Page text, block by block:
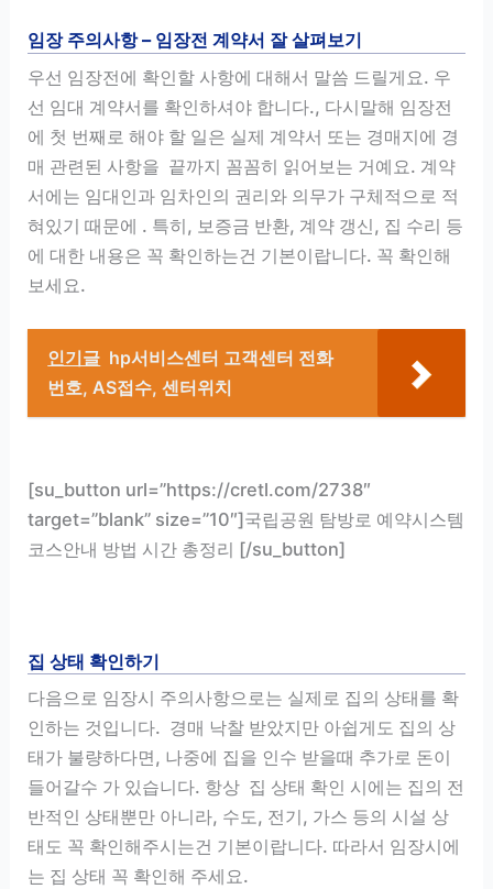
임장 주의사항 – 임장전 계약서 잘 살펴보기
우선 임장전에 확인할 사항에 대해서 말씀 드릴게요. 우
선 임대 계약서를 확인하셔야 합니다., 다시말해 임장전
에 첫 번째로 해야 할 일은 실제 계약서 또는 경매지에 경
매 관련된 사항을 끝까지 꼼꼼히 읽어보는 거예요. 계약
서에는 임대인과 임차인의 권리와 의무가 구체적으로 적
혀있기 때문에 . 특히, 보증금 반환, 계약 갱신, 집 수리 등
에 대한 내용은 꼭 확인하는건 기본이랍니다. 꼭 확인해
보세요.
인기글 hp서비스센터 고객센터 전화
번호, AS접수, 센터위치
[su_button url=”https://cretl.com/2738″
target=”blank” size=”10″]국립공원 탐방로 예약시스템
코스안내 방법 시간 총정리 [/su_button]
집 상태 확인하기
다음으로 임장시 주의사항으로는 실제로 집의 상태를 확
인하는 것입니다. 경매 낙찰 받았지만 아쉽게도 집의 상
태가 불량하다면, 나중에 집을 인수 받을때 추가로 돈이
들어갈수 가 있습니다. 항상 집 상태 확인 시에는 집의 전
반적인 상태뿐만 아니라, 수도, 전기, 가스 등의 시설 상
태도 꼭 확인해주시는건 기본이랍니다. 따라서 임장시에
는 집 상태 꼭 확인해 주세요.